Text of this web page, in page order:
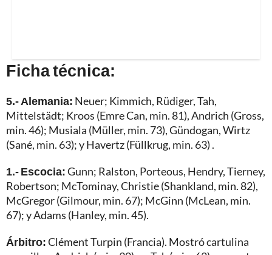
Ficha técnica:
5.- Alemania: Neuer; Kimmich, Rüdiger, Tah,
Mittelstädt; Kroos (Emre Can, min. 81), Andrich (Gross,
min. 46); Musiala (Müller, min. 73), Gündogan, Wirtz
(Sané, min. 63); y Havertz (Füllkrug, min. 63) .
1.- Escocia:Gunn; Ralston, Porteous, Hendry, Tierney,
Robertson; McTominay, Christie (Shankland, min. 82),
McGregor (Gilmour, min. 67); McGinn (McLean, min.
67); y Adams (Hanley, min. 45).
Árbitro:Clément Turpin (Francia). Mostró cartulina